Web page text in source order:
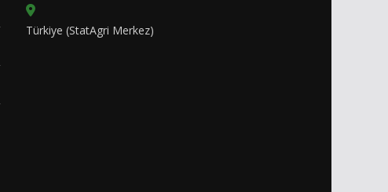
Türkiye (StatAgri Merkez)